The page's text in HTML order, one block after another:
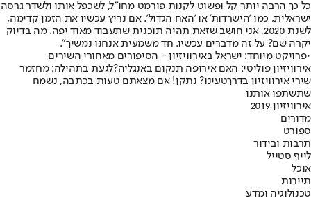
כל כך הרבה יותר קל ופשוט לקנות פורמט מחו"ל, לשכפל אותו ולשדר גרסה
ישראלית, כמו 'הישרדות' או 'האח הגדול'. אם נריץ עכשיו את הזמן קדימה,
לשנת 2020, אני חושב שזאת תהיה תוכנית שתעבוד מאוד יפה. מה בדיוק
יקרה שם? על זה מדברים עכשיו. חד משמעית אנחנו נמשיך".
•פרויקט מיוחד: ישראל באירוויזיון - הסיפורים מאחורי השירים
אירוויזיון פוליטי: האם אירופה תנקום באנגליה?לגעת בתהילה: מחזמר
שירי אירוויזיון בדרךטעינו? נתקן! אם מצאתם טעות בכתבה, נשמח
שתשתפו אותנו
אירוויזיון 2019
מדורים
ספורט
תרבות ובידור
לייף סטייל
אוכל
תיירות
טכנולוגיה ומדע